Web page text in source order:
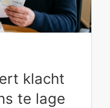
klacht
te lage